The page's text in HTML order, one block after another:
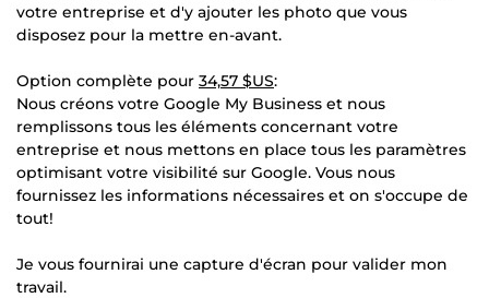
votre entreprise et d'y ajouter les photo que vous
disposez pour la mettre en-avant.
Option complète pour 34,57 $US:
Nous créons votre Google My Business et nous
remplissons tous les éléments concernant votre
entreprise et nous mettons en place tous les paramètres
optimisant votre visibilité sur Google. Vous nous
fournissez les informations nécessaires et on s'occupe de
tout!
Je vous fournirai une capture d'écran pour valider mon
travail.